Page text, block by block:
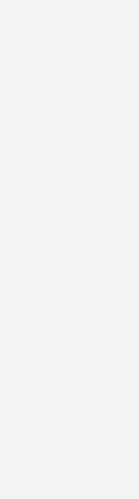
Primärseite des
über
In Kombination mit
Reaktionszeiten
Regelung
wie
Vorratsbehälter auf
direkt für die
überschüssigen
auch
des Systems mit
im
da die Menge
wird.